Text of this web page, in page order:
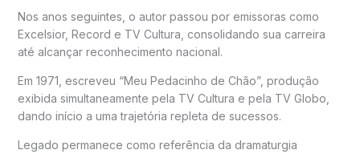
Nos anos seguintes, o autor passou por emissoras como
Excelsior, Record e TV Cultura, consolidando sua carreira
até alcançar reconhecimento nacional.
Em 1971, escreveu “Meu Pedacinho de Chão”, produção
exibida simultaneamente pela TV Cultura e pela TV Globo,
dando início a uma trajetória repleta de sucessos.
Legado permanece como referência da dramaturgia